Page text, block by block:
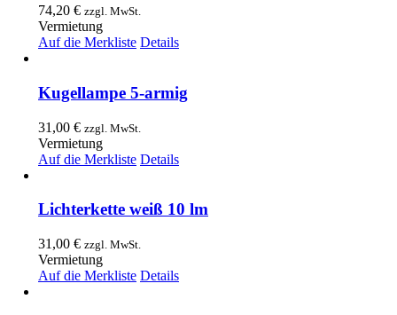
74,20 € zzgl. MwSt.
Vermietung
Auf die Merkliste Details
Kugellampe 5-armig
31,00 € zzgl. MwSt.
Vermietung
Auf die Merkliste Details
Lichterkette weiß 10 lm
31,00 € zzgl. MwSt.
Vermietung
Auf die Merkliste Details